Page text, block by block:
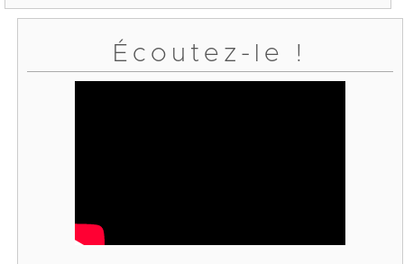
Écoutez-le !